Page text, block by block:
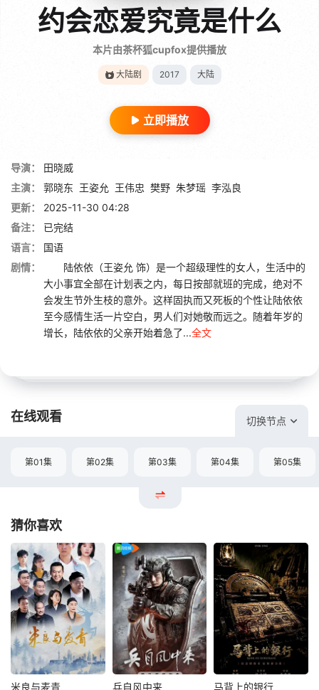
约会恋爱究竟是什么
本片由茶杯狐cupfox提供播放
大陆剧 2017 大陆
立即播放
导演：
田晓威
主演：
郭晓东 王姿允 王伟忠 樊野 朱梦瑶 李泓良
更新：
2025-11-30 04:28
备注：
已完结
语言：
国语
剧情：
陆依依（王姿允 饰）是一个超级理性的女人，生活中的
大小事宜全部在计划表之内，每日按部就班的完成，绝对不
会发生节外生枝的意外。这样固执而又死板的个性让陆依依
至今感情生活一片空白，男人们对她敬而远之。随着年岁的
增长，陆依依的父亲开始着急了...全文
在线观看 切换节点
第01集 第02集 第03集 第04集 第05集
猜你喜欢
米良与麦青 兵自风中来 马背上的银行